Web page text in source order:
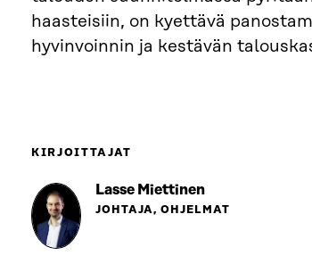
haasteisiin, on kyettävä
hyvinvoinnin ja kestävän
KIRJOITTAJAT
Lasse Miettinen
JOHTAJA, OHJELMAT